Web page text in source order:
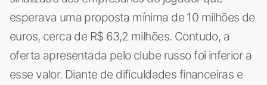
esperava uma proposta mínima de 10 milhões de
euros, cerca de R$ 63,2 milhões. Contudo, a
oferta apresentada pelo clube russo foi inferior a
esse valor. Diante de dificuldades financeiras e